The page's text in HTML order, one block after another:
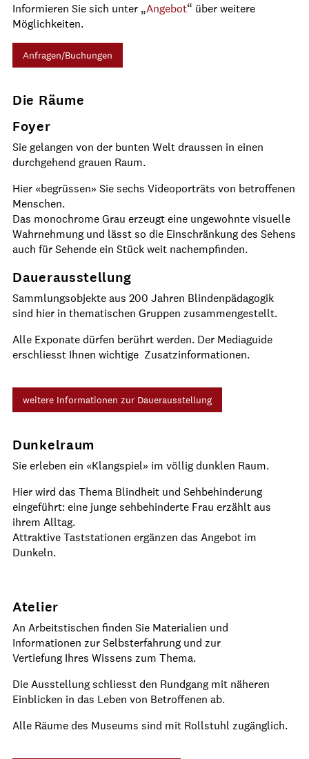
Informieren Sie sich unter „Angebot“ über weitere
Möglichkeiten.
Anfragen/Buchungen
Die Räume
Foyer
Sie gelangen von der bunten Welt draussen in einen
durchgehend grauen Raum.
Hier «begrüssen» Sie sechs Videoporträts von betroffenen
Menschen.
Das monochrome Grau erzeugt eine ungewohnte visuelle
Wahrnehmung und lässt so die Einschränkung des Sehens
auch für Sehende ein Stück weit nachempfinden.
Dauerausstellung
Sammlungsobjekte aus 200 Jahren Blindenpädagogik
sind hier in thematischen Gruppen zusammengestellt.
Alle Exponate dürfen berührt werden. Der Mediaguide
erschliesst Ihnen wichtige Zusatzinformationen.
weitere Informationen zur Dauerausstellung
Dunkelraum
Sie erleben ein «Klangspiel» im völlig dunklen Raum.
Hier wird das Thema Blindheit und Sehbehinderung
eingeführt: eine junge sehbehinderte Frau erzählt aus
ihrem Alltag.
Attraktive Taststationen ergänzen das Angebot im
Dunkeln.
Atelier
An Arbeitstischen finden Sie Materialien und
Informationen zur Selbsterfahrung und zur
Vertiefung Ihres Wissens zum Thema.
Die Ausstellung schliesst den Rundgang mit näheren
Einblicken in das Leben von Betroffenen ab.
Alle Räume des Museums sind mit Rollstuhl zugänglich.